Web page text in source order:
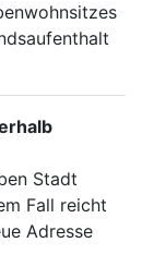
Stadt
Fall reicht
Adresse